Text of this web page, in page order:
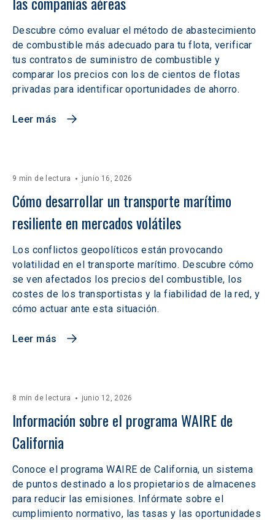
Descubre cómo evaluar el método de abastecimiento
de combustible más adecuado para tu flota, verificar
tus contratos de suministro de combustible y
comparar los precios con los de cientos de flotas
privadas para identificar oportunidades de ahorro.
Leer más
9 min de lectura junio 16, 2026
Cómo desarrollar un transporte marítimo
resiliente en mercados volátiles
Los conflictos geopolíticos están provocando
volatilidad en el transporte marítimo. Descubre cómo
se ven afectados los precios del combustible, los
costes de los transportistas y la fiabilidad de la red, y
cómo actuar ante esta situación.
Leer más
8 min de lectura junio 12, 2026
Información sobre el programa WAIRE de
California
Conoce el programa WAIRE de California, un sistema
de puntos destinado a los propietarios de almacenes
para reducir las emisiones. Infórmate sobre el
cumplimiento normativo, las tasas y las oportunidades